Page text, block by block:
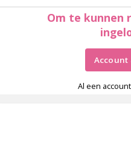
Om te kunnen
Account
Al een